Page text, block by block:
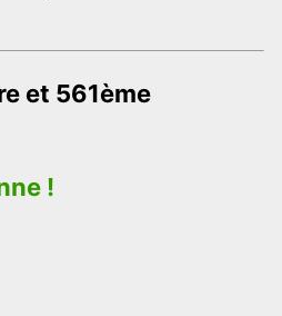
et 561ème
!